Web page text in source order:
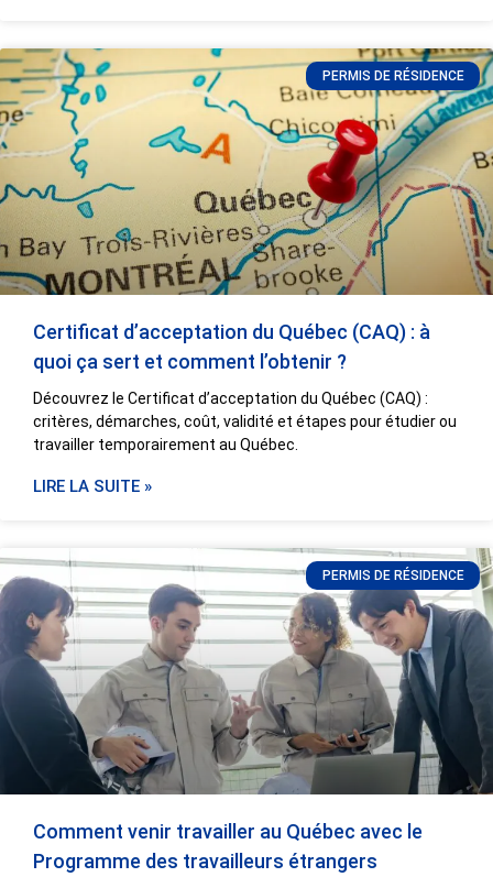
PERMIS DE RÉSIDENCE
Certificat d’acceptation du Québec (CAQ) : à
quoi ça sert et comment l’obtenir ?
Découvrez le Certificat d’acceptation du Québec (CAQ) :
critères, démarches, coût, validité et étapes pour étudier ou
travailler temporairement au Québec.
LIRE LA SUITE »
PERMIS DE RÉSIDENCE
Comment venir travailler au Québec avec le
Programme des travailleurs étrangers